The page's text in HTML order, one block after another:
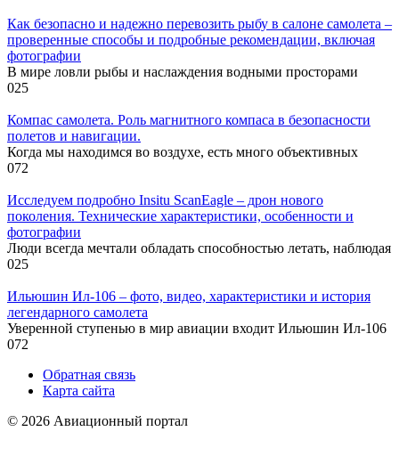
Как безопасно и надежно перевозить рыбу в салоне самолета –
проверенные способы и подробные рекомендации, включая
фотографии
В мире ловли рыбы и наслаждения водными просторами
025
Компас самолета. Роль магнитного компаса в безопасности
полетов и навигации.
Когда мы находимся во воздухе, есть много объективных
072
Исследуем подробно Insitu ScanEagle – дрон нового
поколения. Технические характеристики, особенности и
фотографии
Люди всегда мечтали обладать способностью летать, наблюдая
025
Ильюшин Ил-106 – фото, видео, характеристики и история
легендарного самолета
Уверенной ступенью в мир авиации входит Ильюшин Ил-106
072
Обратная связь
Карта сайта
© 2026 Авиационный портал